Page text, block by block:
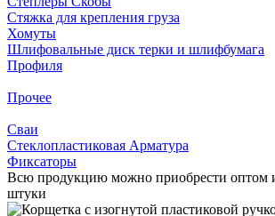
Стяжка для крепления груза
Хомуты
Шлифовальные диск терки и шлифбумага
Профиля
Прочее
Сваи
Стеклопластиковая Арматура
Фиксаторы
Всю продукцию можно приобрести оптом
штуки